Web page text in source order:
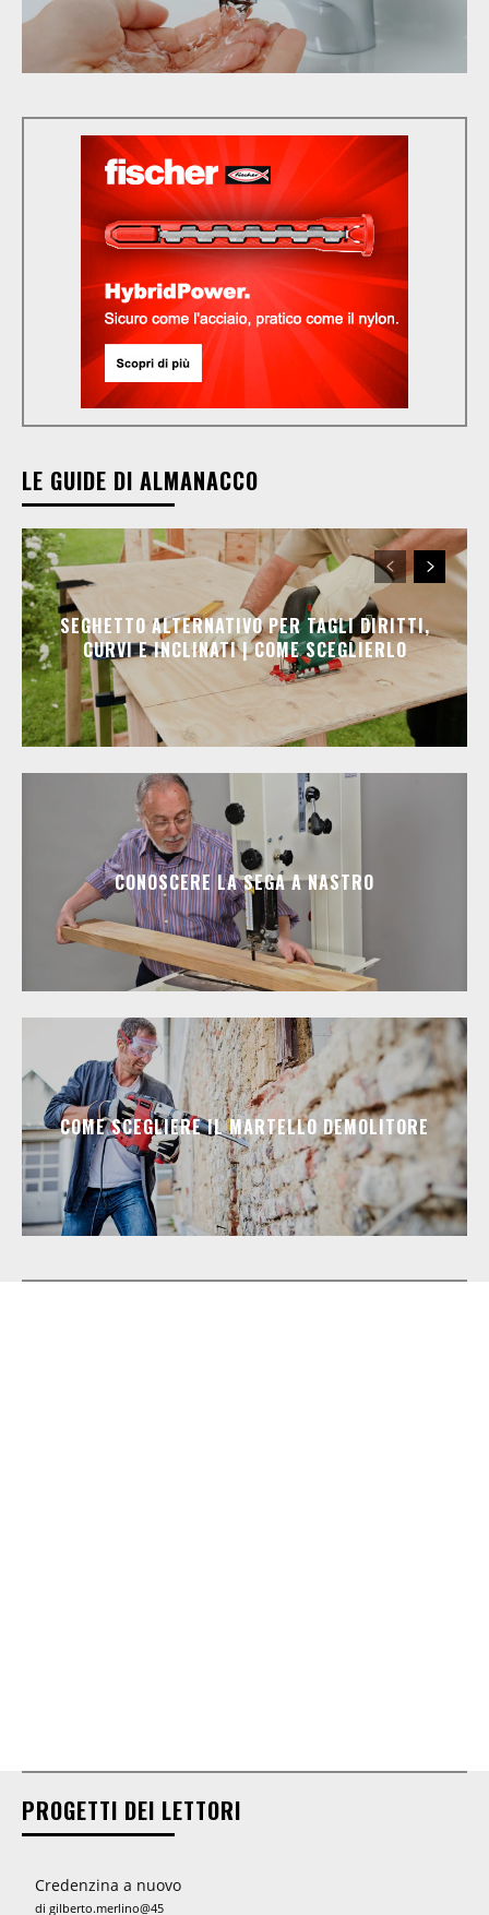
LE GUIDE DI ALMANACCO
SEGHETTO ALTERNATIVO PER TAGLI DIRITTI,
CURVI E INCLINATI | COME SCEGLIERLO
CONOSCERE LA SEGA A NASTRO
COME SCEGLIERE IL MARTELLO DEMOLITORE
PROGETTI DEI LETTORI
Credenzina a nuovo
di gilberto.merlino@45